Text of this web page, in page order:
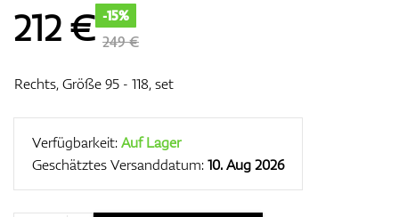
212€ -15%
249 €
Rechts, Größe 95 - 118, set
Verfügbarkeit:Auf Lager
Geschätztes Versanddatum:10. Aug 2026